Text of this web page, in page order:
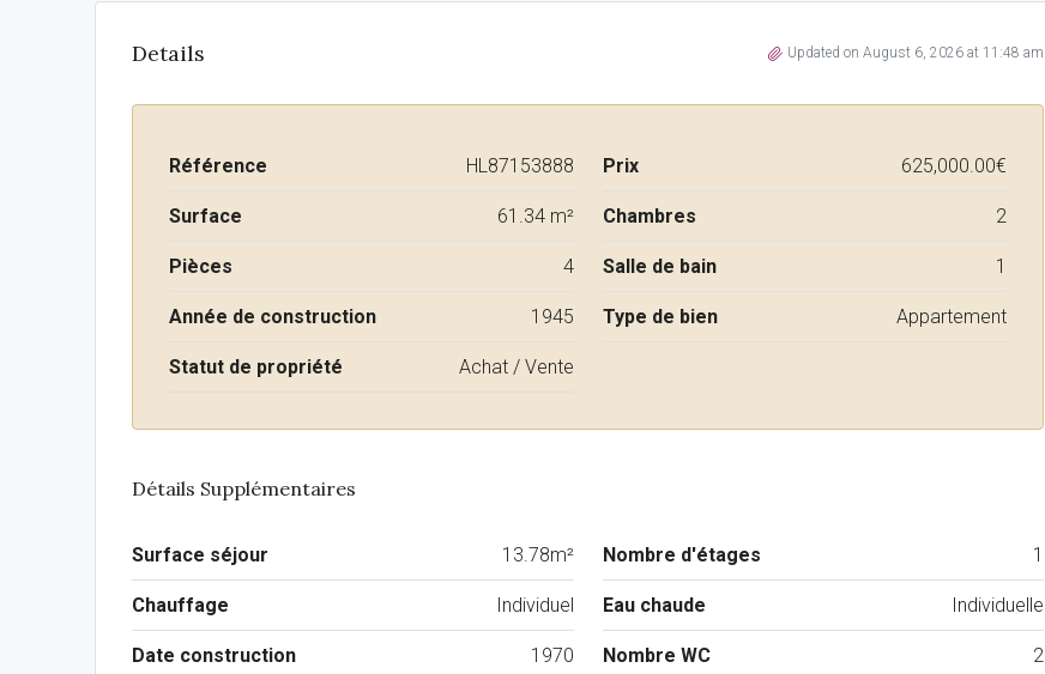
Details Updated on August 6, 2026 at 11:48 am
Référence HL87153888 Prix 625,000.00€
Surface 61.34 m² Chambres 2
Pièces 4 Salle de bain 1
Année de construction 1945 Type de bien Appartement
Statut de propriété Achat / Vente
Détails Supplémentaires
Surface séjour 13.78m² Nombre d'étages 1
Chauffage Individuel Eau chaude Individuelle
Date construction 1970 Nombre WC 2